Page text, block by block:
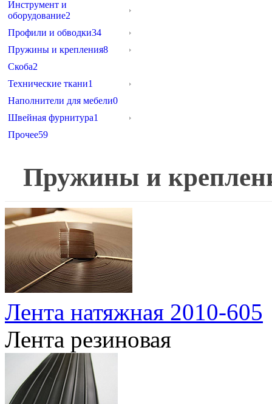
Инструмент и
оборудование2
Профили и обводки34
Пружины и крепления8
Скоба2
Технические ткани1
Наполнители для мебели0
Швейная фурнитура1
Прочее59
Пружины и
Лента натяжная 2010-605
Лента резиновая